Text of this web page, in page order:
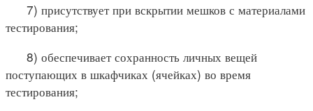
7) присутствует при вскрытии мешков с материалами
тестирования;
8) обеспечивает сохранность личных вещей
поступающих в шкафчиках (ячейках) во время
тестирования;